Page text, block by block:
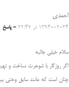
احمدی
1394-02-24 در 22:47 - پاسخ
سلام خیلی جالبه
اگر روزگار با شوهرت نساخت و
چنان است که مانند سابق وحتی